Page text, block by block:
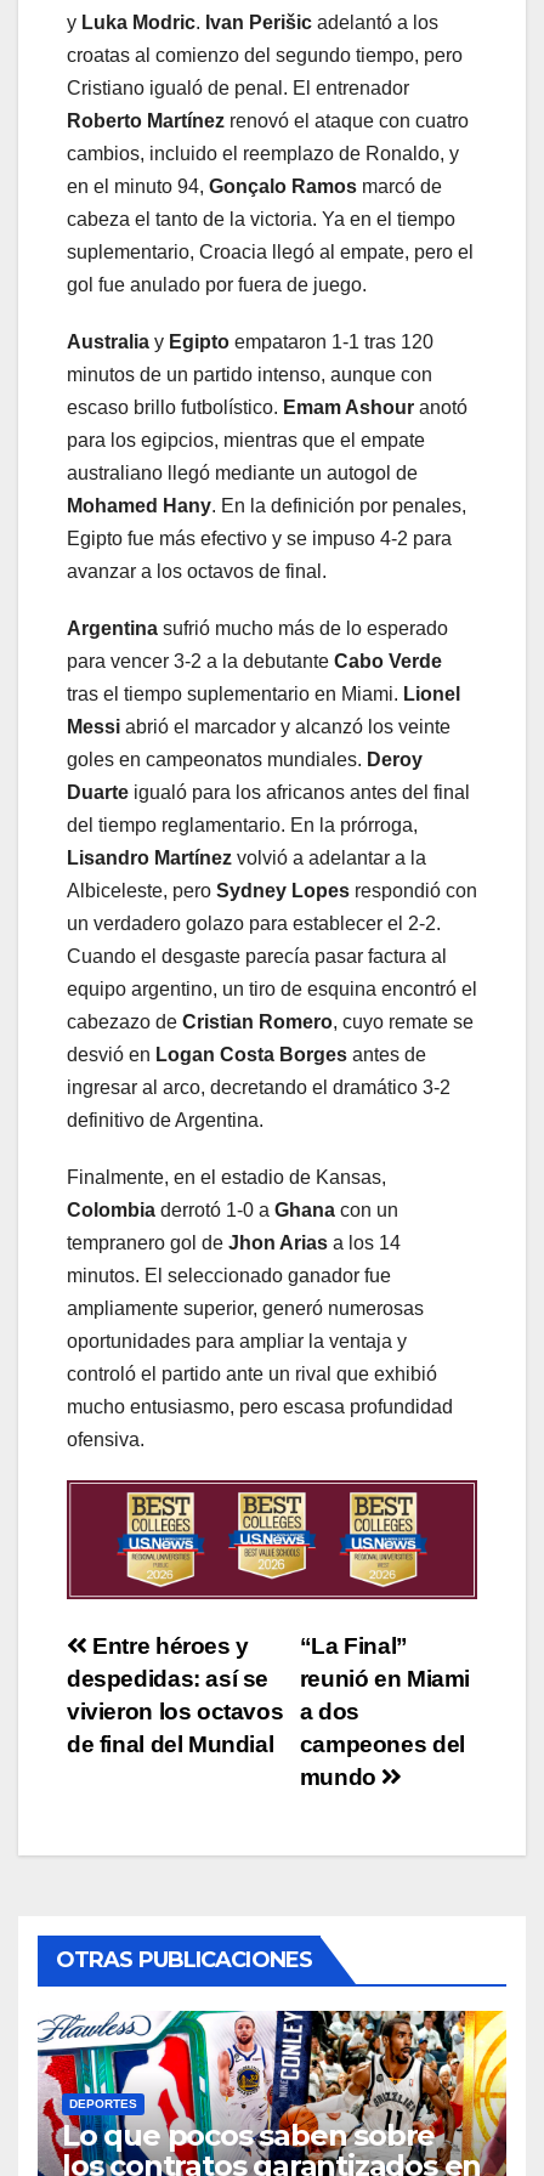
y Luka Modric. Ivan Perišic adelantó a los
croatas al comienzo del segundo tiempo, pero
Cristiano igualó de penal. El entrenador
Roberto Martínez renovó el ataque con cuatro
cambios, incluido el reemplazo de Ronaldo, y
en el minuto 94, Gonçalo Ramos marcó de
cabeza el tanto de la victoria. Ya en el tiempo
suplementario, Croacia llegó al empate, pero el
gol fue anulado por fuera de juego.
Australia y Egipto empataron 1-1 tras 120
minutos de un partido intenso, aunque con
escaso brillo futbolístico. Emam Ashour anotó
para los egipcios, mientras que el empate
australiano llegó mediante un autogol de
Mohamed Hany. En la definición por penales,
Egipto fue más efectivo y se impuso 4-2 para
avanzar a los octavos de final.
Argentina sufrió mucho más de lo esperado
para vencer 3-2 a la debutante Cabo Verde
tras el tiempo suplementario en Miami. Lionel
Messi abrió el marcador y alcanzó los veinte
goles en campeonatos mundiales. Deroy
Duarte igualó para los africanos antes del final
del tiempo reglamentario. En la prórroga,
Lisandro Martínez volvió a adelantar a la
Albiceleste, pero Sydney Lopes respondió con
un verdadero golazo para establecer el 2-2.
Cuando el desgaste parecía pasar factura al
equipo argentino, un tiro de esquina encontró el
cabezazo de Cristian Romero, cuyo remate se
desvió en Logan Costa Borges antes de
ingresar al arco, decretando el dramático 3-2
definitivo de Argentina.
Finalmente, en el estadio de Kansas,
Colombia derrotó 1-0 a Ghana con un
tempranero gol de Jhon Arias a los 14
minutos. El seleccionado ganador fue
ampliamente superior, generó numerosas
oportunidades para ampliar la ventaja y
controló el partido ante un rival que exhibió
mucho entusiasmo, pero escasa profundidad
ofensiva.
Post
navigation
“La Final”
reunió en Miami
a dos
campeones del
mundo
Entre héroes y
despedidas: así se
vivieron los octavos
de final del Mundial
OTRAS PUBLICACIONES
DEPORTES
Lo que pocos saben sobre
los contratos garantizados en